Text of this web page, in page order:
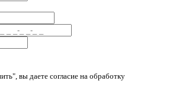
вы даете согласие на обработку